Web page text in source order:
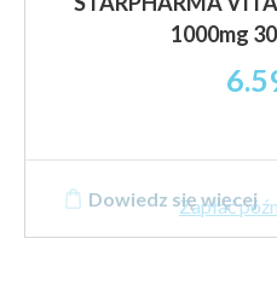
1000mg
Zapłać
Dowiedz się więcej